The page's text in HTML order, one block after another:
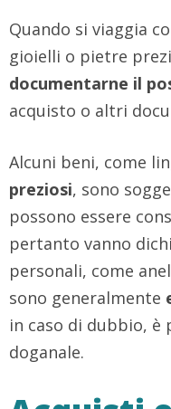
Quando si viaggia
gioielli o pietre
documentarne il
acquisto o altri
Alcuni beni, come
preziosi, sono
possono essere
pertanto vanno
personali, come
sono generalmente
in caso di dubbio, è
doganale.